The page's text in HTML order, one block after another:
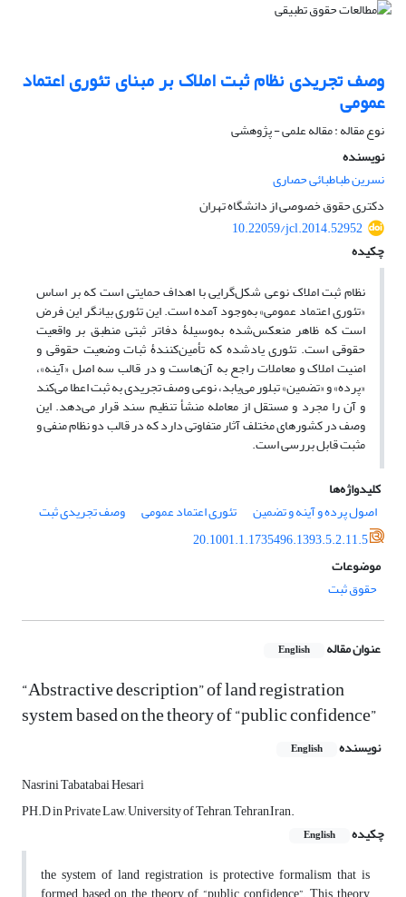
وصف تجریدی نظام ثبت املاک بر مبنای تئوری اعتماد
عمومی
نوع مقاله : مقاله علمی - پژوهشی
نویسنده
نسرین طباطبائی حصاری
دکتری حقوق خصوصی از دانشگاه تهران
10.22059/jcl.2014.52952
چکیده
نظام ثبت املاک نوعی شکل‌گرایی با اهداف حمایتی است که بر اساس
«تئوری اعتماد عمومی» به‌وجود آمده است. این تئوری بیانگر این فرض
است که ظاهر منعکس‌شده به‌وسیلۀ دفاتر ثبتی منطبق بر واقعیت
حقوقی است. تئوری یادشده که تأمین‌کنندۀ ثبات وضعیت حقوقی و
امنیت املاک و معاملات راجع به آن‌هاست و در قالب سه اصل «آینه»،
«پرده» و «تضمین» تبلور می‌یابد، نوعی وصف تجریدی به ثبت اعطا می‌کند
و آن را مجرد و مستقل از معامله منشأ تنظیم سند قرار می‌دهد. این
وصف در کشورهای مختلف آثار متفاوتی دارد که در قالب دو نظام منفی و
مثبت قابل بررسی است.
کلیدواژه‌ها
اصول پرده و آینه و تضمین
تئوری اعتماد عمومی
وصف تجریدی ثبت
20.1001.1.1735496.1393.5.2.11.5
موضوعات
حقوق ثبت
عنوان مقاله English
“Abstractive description” of land registration
system based on the theory of “public confidence”
نویسنده English
Nasrini Tabatabai Hesari
PH.D in Private Law, University of Tehran, Tehran,Iran.
چکیده
English
the system of land registration is protective formalism that is